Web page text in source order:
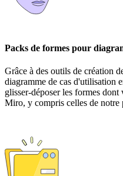
Packs de formes pour
Grâce à des outils de création
diagramme de cas d'utilisation
glisser-déposer les formes
Miro, y compris celles de